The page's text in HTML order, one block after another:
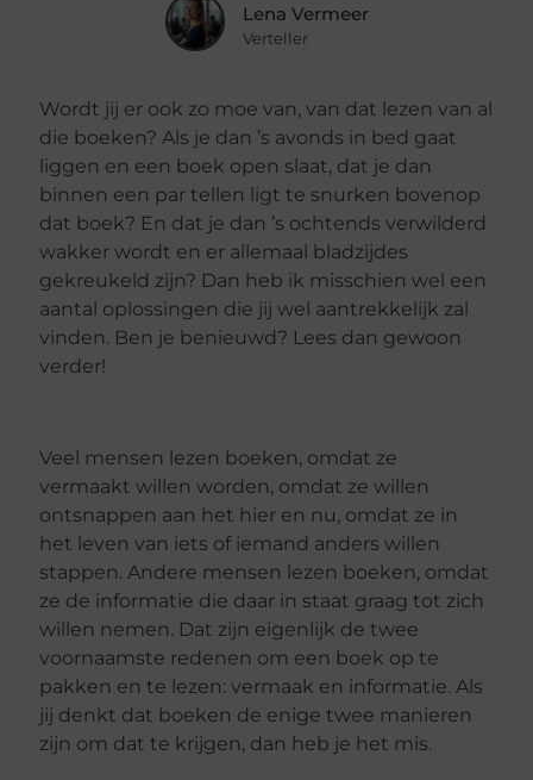
Lena Vermeer
Verteller
Wordt jij er ook zo moe van, van dat lezen van al
die boeken? Als je dan ’s avonds in bed gaat
liggen en een boek open slaat, dat je dan
binnen een par tellen ligt te snurken bovenop
dat boek? En dat je dan ’s ochtends verwilderd
wakker wordt en er allemaal bladzijdes
gekreukeld zijn? Dan heb ik misschien wel een
aantal oplossingen die jij wel aantrekkelijk zal
vinden. Ben je benieuwd? Lees dan gewoon
verder!
Veel mensen lezen boeken, omdat ze
vermaakt willen worden, omdat ze willen
ontsnappen aan het hier en nu, omdat ze in
het leven van iets of iemand anders willen
stappen. Andere mensen lezen boeken, omdat
ze de informatie die daar in staat graag tot zich
willen nemen. Dat zijn eigenlijk de twee
voornaamste redenen om een boek op te
pakken en te lezen: vermaak en informatie. Als
jij denkt dat boeken de enige twee manieren
zijn om dat te krijgen, dan heb je het mis.